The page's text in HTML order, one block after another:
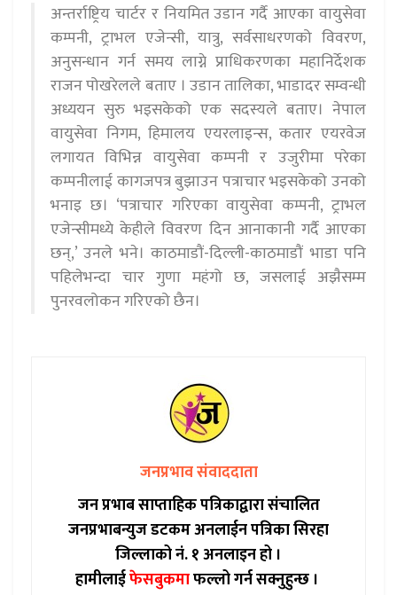
अन्तर्राष्ट्रिय चार्टर र नियमित उडान गर्दै आएका वायुसेवा
कम्पनी, ट्राभल एजेन्सी, यात्रु, सर्वसाधरणको विवरण,
अनुसन्धान गर्न समय लाग्ने प्राधिकरणका महानिर्देशक
राजन पोखरेलले बताए । उडान तालिका, भाडादर सम्वन्धी
अध्ययन सुरु भइसकेको एक सदस्यले बताए। नेपाल
वायुसेवा निगम, हिमालय एयरलाइन्स, कतार एयरवेज
लगायत विभिन्न वायुसेवा कम्पनी र उजुरीमा परेका
कम्पनीलाई कागजपत्र बुझाउन पत्राचार भइसकेको उनको
भनाइ छ। ‘पत्राचार गरिएका वायुसेवा कम्पनी, ट्राभल
एजेन्सीमध्ये केहीले विवरण दिन आनाकानी गर्दै आएका
छन्,’ उनले भने। काठमाडौं-दिल्ली-काठमाडौं भाडा पनि
पहिलेभन्दा चार गुणा महंगो छ, जसलाई अझैसम्म
पुनरवलोकन गरिएको छैन।
जनप्रभाव संवाददाता
जन प्रभाब साप्ताहिक पत्रिकाद्वारा संचालित
जनप्रभाबन्युज डटकम अनलाईन पत्रिका सिरहा
जिल्लाको नं. १ अनलाइन हो ।
हामीलाईफेसबुकमाफल्लो गर्न सक्नुहुन्छ ।